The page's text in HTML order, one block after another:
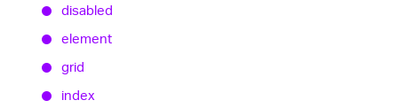
disabled
element
grid
index